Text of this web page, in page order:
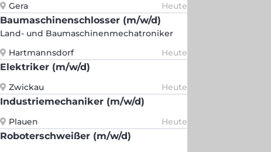
Gera Heute
Baumaschinenschlosser (m/w/d)
Land- und Baumaschinenmechatroniker
Hartmannsdorf
Heute
Elektriker (m/w/d)
Zwickau Heute
Industriemechaniker (m/w/d)
Plauen Heute
Roboterschweißer (m/w/d)